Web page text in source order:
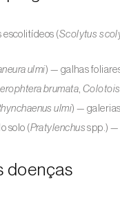
escolitídeos (Scolytus
ulmi) — galhas
brumata,
ulmi) —
solo (Pratylenchus spp.) —
doenças